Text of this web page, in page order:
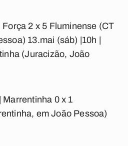
Força 2 x 5 Fluminense (CT
13.mai (sáb) |10h |
(Juracizão, João
Marrentinha 0 x 1
em João Pessoa)